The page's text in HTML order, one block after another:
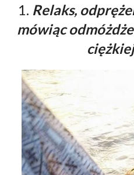
1. Relaks,
mówiąc